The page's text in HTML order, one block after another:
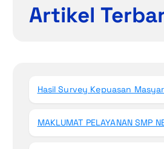
Artikel
Hasil Survey Kepuasan
MAKLUMAT PELAYANAN SMP